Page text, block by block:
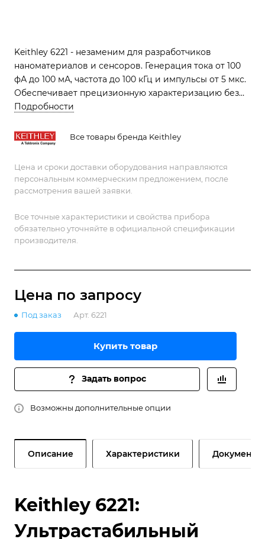
Keithley 6221 - незаменим для разработчиков
наноматериалов и сенсоров. Генерация тока от 100
фА до 100 мА, частота до 100 кГц и импульсы от 5 мкс.
Обеспечивает прецизионную характеризацию без
перегрева компонентов благодаря встроенному
Подробности
Все товары бренда Keithley
Цена и сроки доставки оборудования направляются
персональным коммерческим предложением, после
рассмотрения вашей заявки.
Все точные характеристики и свойства прибора
обязательно уточняйте в официальной спецификации
производителя.
Цена по запросу
Под заказ Арт. 6221
Купить товар
Задать вопрос
Возможны дополнительные опции
Описание Характеристики Документы
Keithley 6221:
Ультрастабильный